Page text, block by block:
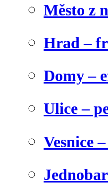
Město z
Hrad –
Domy –
Ulice –
Vesnice